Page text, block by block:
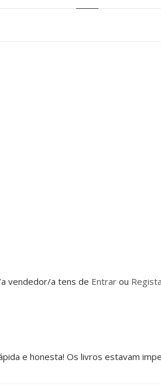
vendedor/a tens de Entrar ou
e honesta! Os livros estavam